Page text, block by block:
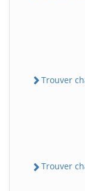
Trouver
Trouver